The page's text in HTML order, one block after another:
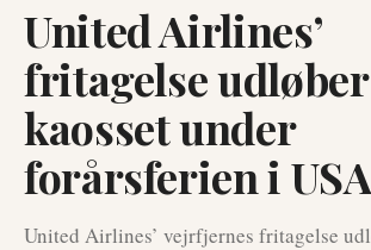
United Airlines’
fritagelse
kaosset under
forårsferien i USA
United Airlines’ vejrfjernes fritagelse